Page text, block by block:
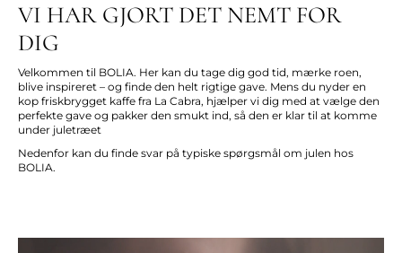
VI HAR GJORT DET NEMT FOR
DIG
Velkommen til BOLIA. Her kan du tage dig god tid, mærke roen,
blive inspireret – og finde den helt rigtige gave. Mens du nyder en
kop friskbrygget kaffe fra La Cabra, hjælper vi dig med at vælge den
perfekte gave og pakker den smukt ind, så den er klar til at komme
under juletræet
Nedenfor kan du finde svar på typiske spørgsmål om julen hos
BOLIA.